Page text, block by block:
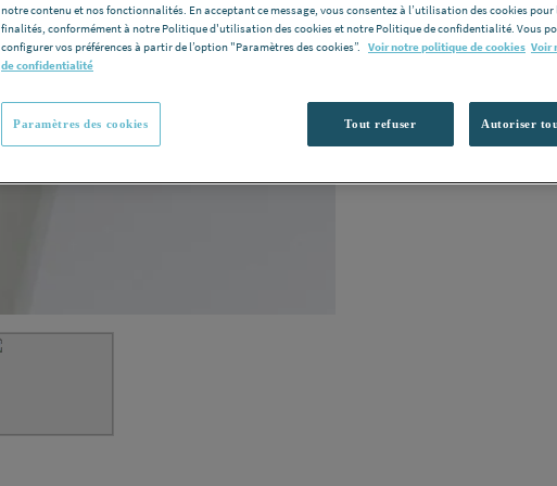
Vous avez un
notre contenu et nos fonctionnalités. En acceptant ce message, vous consentez à l’utilisation des cookies pour
finalités, conformément à notre Politique d'utilisation des cookies et notre Politique de confidentialité. Vous
configurer vos préférences à partir de l’option "Paramètres des cookies”.
Voir notre politique de cookies Voir
de confidentialité
Tout refuser Autoriser
Paramètres des cookies